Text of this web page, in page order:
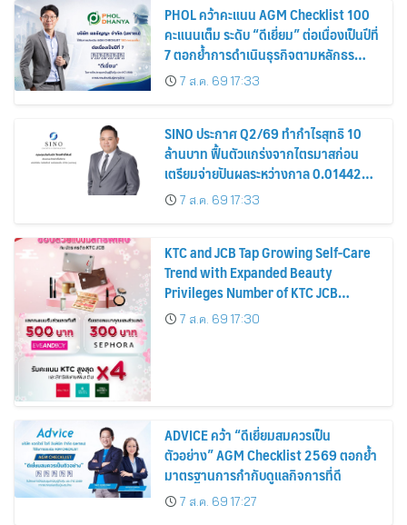
PHOL คว้าคะแนน AGM Checklist 100
คะแนนเต็ม ระดับ “ดีเยี่ยม” ต่อเนื่องเป็นปีที่
7 ตอกย้ำการดำเนินธุรกิจตามหลักธร
รมาภิบาล โปร่งใส สร้างความเชื่อมั่นผู้ถือ
หุ้น
7 ส.ค. 69 17:33
SINO ประกาศ Q2/69 ทำกำไรสุทธิ 10
ล้านบาท ฟื้นตัวแกร่งจากไตรมาสก่อน
เตรียมจ่ายปันผลระหว่างกาล 0.014423
บาทต่อหุ้น ครึ่งปีหลังมุ่งเติบโตต่อเนื่อง
7 ส.ค. 69 17:33
KTC and JCB Tap Growing Self-Care
Trend with Expanded Beauty
Privileges Number of KTC JCB
Cardmembers Spending on
Cosmetics Rises 26%
7 ส.ค. 69 17:30
ADVICE คว้า “ดีเยี่ยมสมควรเป็น
ตัวอย่าง” AGM Checklist 2569 ตอกย้ำ
มาตรฐานการกำกับดูแลกิจการที่ดี
7 ส.ค. 69 17:27